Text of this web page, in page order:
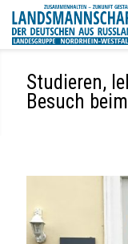
Studieren,
Besuch